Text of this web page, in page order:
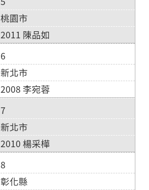
桃園市
2011 陳品如
6
新北市
2008 李宛蓉
7
新北市
2010 楊采樺
8
彰化縣